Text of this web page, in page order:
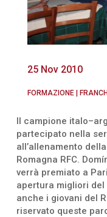
25 Nov 2010
FORMAZIONE|
Il campione
partecipato nella
all’allenamento
Romagna RFC.
verrà premiato a
apertura migliori
anche i giovani del
riservato queste